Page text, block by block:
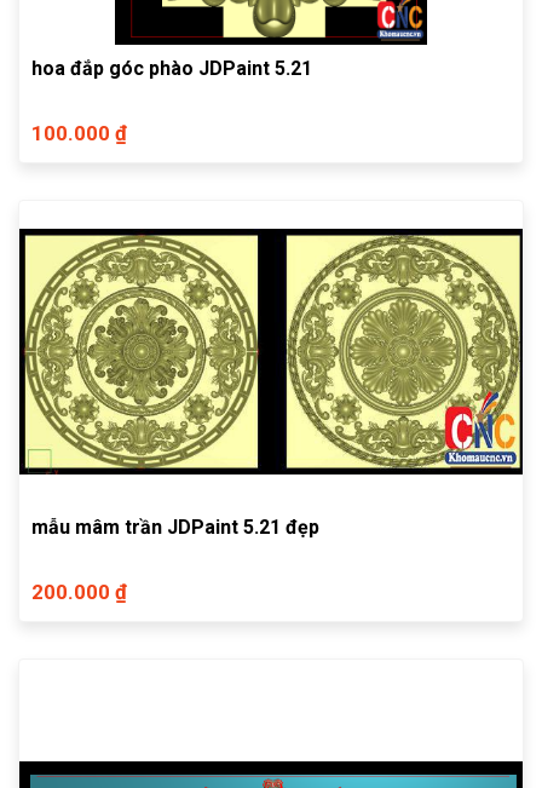
hoa đắp góc phào JDPaint 5.21
100.000 ₫
mẫu mâm trần JDPaint 5.21 đẹp
200.000 ₫